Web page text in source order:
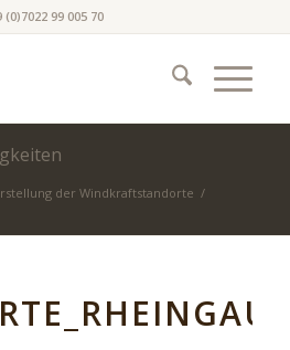
(0)7022 99 005 70
der Windkraftstandorte /